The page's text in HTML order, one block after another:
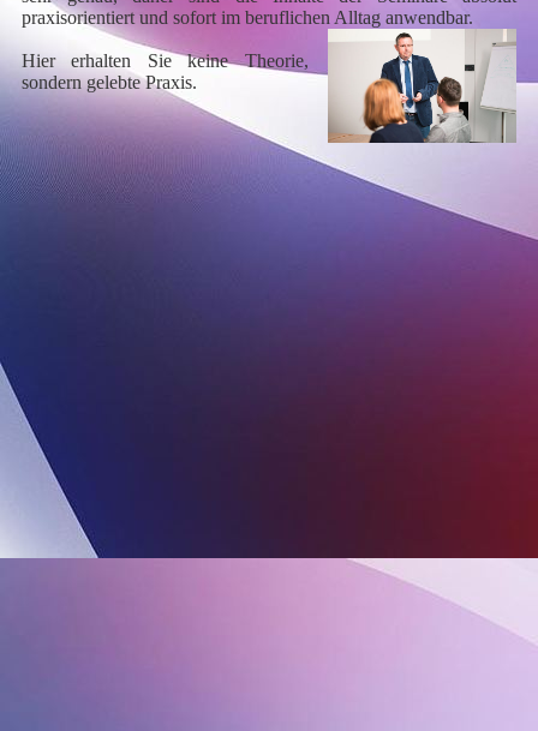
praxisorientiert und sofort im beruflichen Alltag anwendbar.
Hier erhalten Sie keine Theorie,
sondern gelebte Praxis.